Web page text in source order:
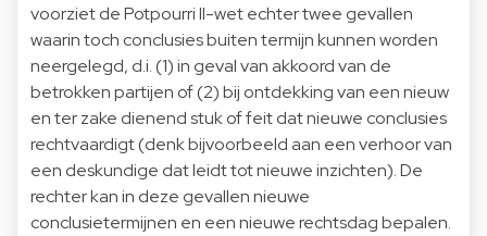
voorziet de Potpourri II-wet echter twee gevallen
waarin toch conclusies buiten termijn kunnen worden
neergelegd, d.i. (1) in geval van akkoord van de
betrokken partijen of (2) bij ontdekking van een nieuw
en ter zake dienend stuk of feit dat nieuwe conclusies
rechtvaardigt (denk bijvoorbeeld aan een verhoor van
een deskundige dat leidt tot nieuwe inzichten). De
rechter kan in deze gevallen nieuwe
conclusietermijnen en een nieuwe rechtsdag bepalen.